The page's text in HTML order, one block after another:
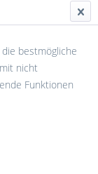
bestmögliche
nicht
Funktionen